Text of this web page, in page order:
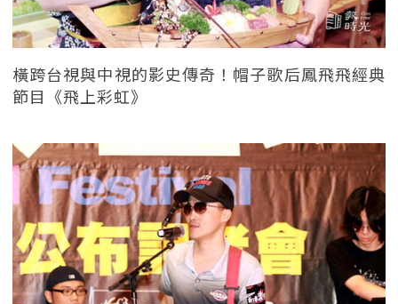
橫跨台視與中視的影史傳奇！帽子歌后鳳飛飛經典
節目《飛上彩虹》